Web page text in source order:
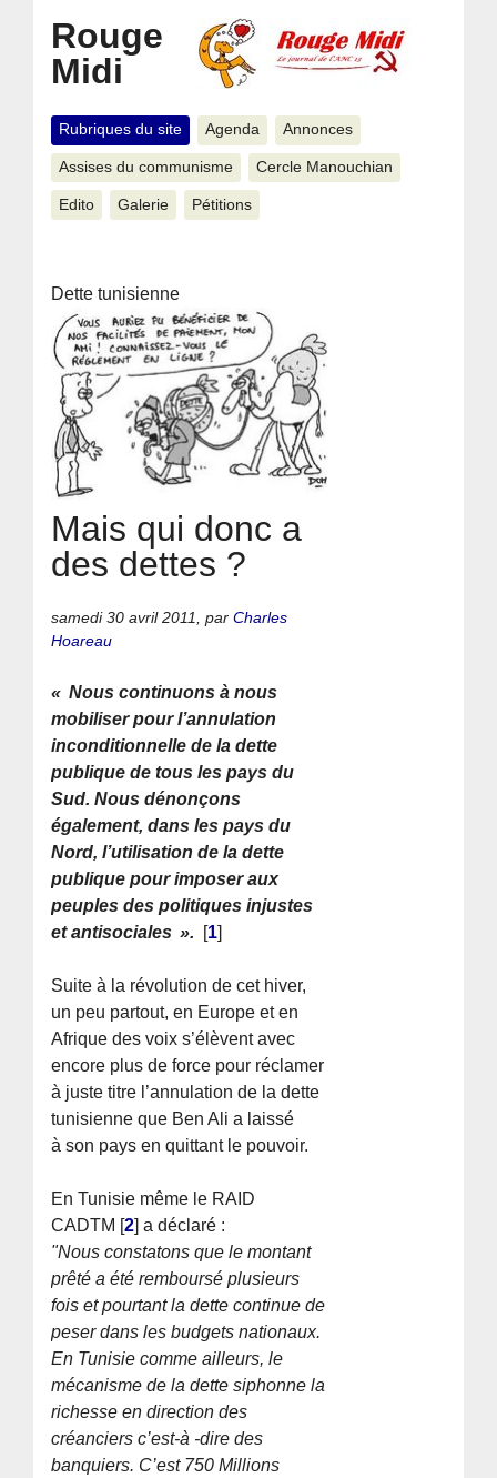
Rouge
Midi
Rubriques du site Agenda Annonces
Assises du communisme Cercle Manouchian
Edito Galerie Pétitions
Dette tunisienne
Mais qui donc a
des dettes ?
samedi 30 avril 2011 ,parCharles
Hoareau
« Nous continuons à nous
mobiliser pour l’annulation
inconditionnelle de la dette
publique de tous les pays du
Sud. Nous dénonçons
également, dans les pays du
Nord, l’utilisation de la dette
publique pour imposer aux
peuples des politiques injustes
et antisociales ».
[1]
Suite à la révolution de cet hiver,
un peu partout, en Europe et en
Afrique des voix s’élèvent avec
encore plus de force pour réclamer
à juste titre l’annulation de la dette
tunisienne que Ben Ali a laissé
à son pays en quittant le pouvoir.
En Tunisie même le RAID
CADTM [2] a déclaré :
"Nous constatons que le montant
prêté a été remboursé plusieurs
fois et pourtant la dette continue de
peser dans les budgets nationaux.
En Tunisie comme ailleurs, le
mécanisme de la dette siphonne la
richesse en direction des
créanciers c’est-à -dire des
banquiers. C’est 750 Millions